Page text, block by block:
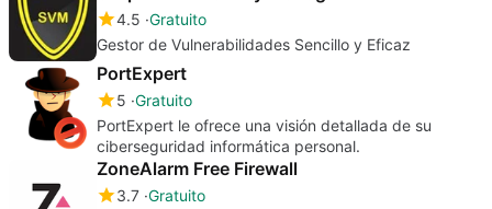
4.5 Gratuito
Gestor de Vulnerabilidades Sencillo y Eficaz
PortExpert
5 Gratuito
PortExpert le ofrece una visión detallada de su
ciberseguridad informática personal.
ZoneAlarm Free Firewall
3.7 Gratuito